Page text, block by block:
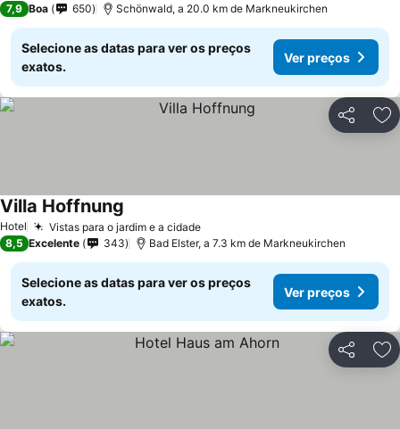
7,9 Boa 650 Schönwald, a 20.0 km de Markneukirchen
Selecione as datas para ver os preços
exatos.
Ver preços
Partilhar
Hotel Vistas para o jardim e a cidade
Villa Hoffnung
8,5 Excelente 343 Bad Elster, a 7.3 km de Markneukirchen
Selecione as datas para ver os preços
exatos.
Ver preços
Partilhar